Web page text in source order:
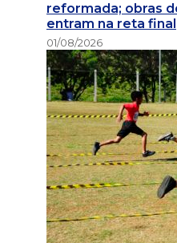
reformada; obras
entram na reta final
01/08/2026